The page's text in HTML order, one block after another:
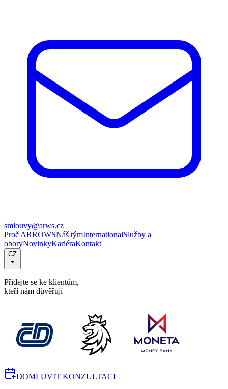
smlouvy@arws.cz
Proč ARROWSNáš týmInternationalSlužby a
oboryNovinkyKariéraKontakt
CZ
Přidejte se ke klientům,
kteří nám důvěřují
DOMLUVIT KONZULTACI